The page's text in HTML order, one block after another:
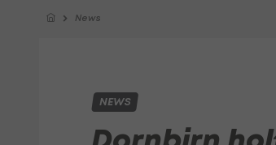
News
NEWS